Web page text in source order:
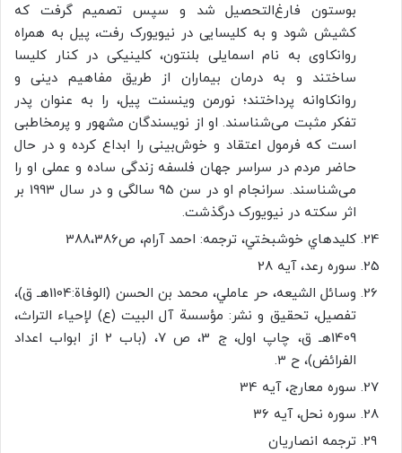
بوستون فارغ‌التحصیل شد و سپس تصمیم گرفت که
کشیش شود و به کلیسایی در نیویورک رفت، پیل به همراه
روانکاوی به نام اسمایلی بلنتون، کلینیکی در کنار کلیسا
ساختند و به درمان بیماران از طریق مفاهیم دینی و
روانکاوانه پرداختند؛ نورمن وینسنت پیل، را به عنوان پدر
تفکر مثبت می‌شناسند. او از نویسندگان مشهور و پرمخاطبی
است که فرمول اعتقاد و خوش‌بینی را ابداع کرده و در حال
حاضر مردم در سراسر جهان فلسفه زندگی ساده و عملی او را
می‌شناسند. سرانجام او در سن 95 سالگی و در سال 1993 بر
اثر سکته در نیویورک درگذشت.
کليدهاي خوشبختي، ترجمه: احمد آرام، ص388،386
سوره رعد، آیه 28
وسائل الشيعه، حر عاملي، محمد بن الحسن (الوفاة:1104هـ ق)،
تفصيل، تحقيق و نشر: مؤسسة آل البيت (ع) لإحياء التراث،
1409هـ ق، چاپ اول، ج 3، ص 7، (باب 2 از ابواب اعداد
الفرائض)، ح 3.
سوره معارج، آیه 34
سوره نحل، آیه ۳۶
ترجمه انصاریان